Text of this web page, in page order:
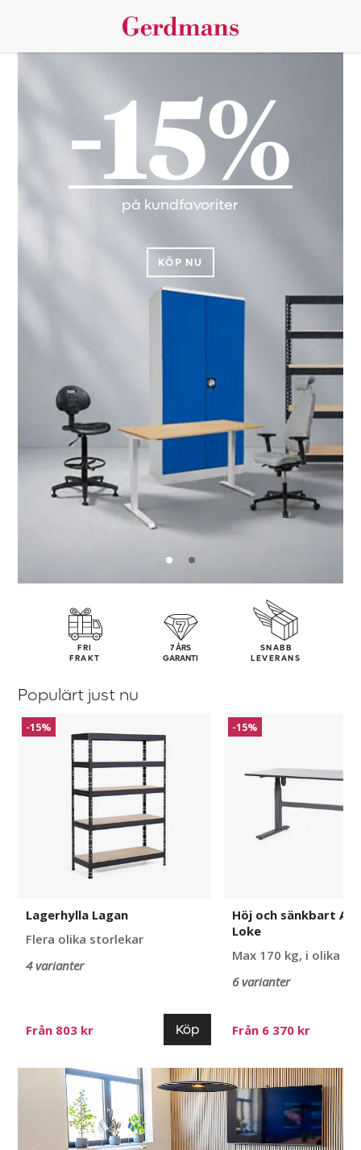
-15%
på kundfavoriter
KÖP NU
FRI
FRAKT
7 ÅRS
GARANTI
SNABB
LEVERANS
Populärt just nu
Lagerhylla
Lagan
-15%
Lagerhylla Lagan
Flera olika storlekar
4 varianter
Från 803 kr Köp
Höj
och
Arbetsbord
-15%
Höj och sänkbart
Loke
Max 170 kg, i olika
6 varianter
Från 6 370 kr